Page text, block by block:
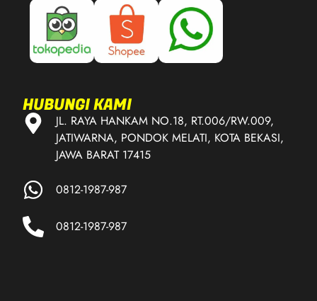
HUBUNGI KAMI
JL. RAYA HANKAM NO.18, RT.006/RW.009,
JATIWARNA, PONDOK MELATI, KOTA BEKASI,
JAWA BARAT 17415
0812-1987-987
0812-1987-987